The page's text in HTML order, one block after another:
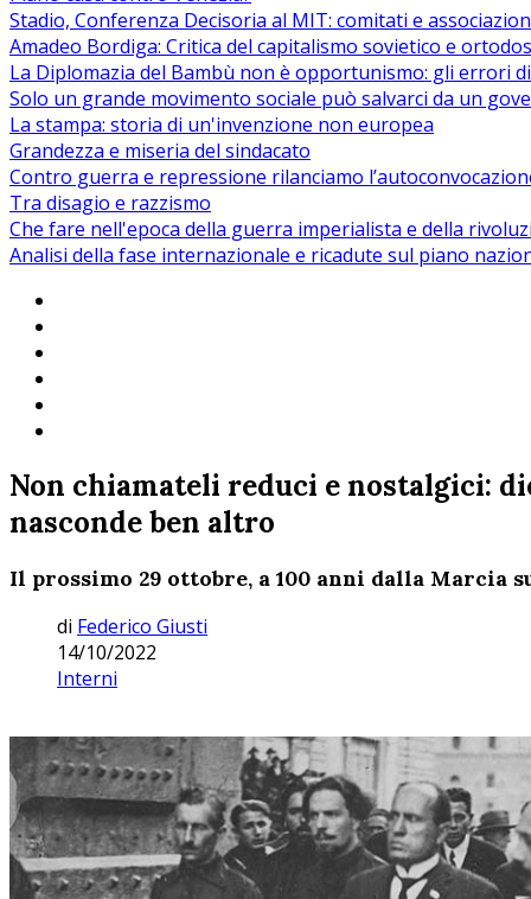
Stadio, Conferenza Decisoria al MIT: comitati e
Amadeo Bordiga: Critica del capitalismo sovietico e
La Diplomazia del Bambù non è opportunismo: gli errori
Solo un grande movimento sociale può salvarci da un
La stampa: storia di un'invenzione non europea
Grandezza e miseria del sindacato
Contro guerra e repressione rilanciamo
Tra disagio e razzismo
Che fare nell'epoca della guerra imperialista e della
Analisi della fase internazionale e ricadute sul piano
Non chiamateli reduci e nostalgici:
nasconde ben altro
Il prossimo 29 ottobre, a 100 anni dalla Marcia
di Federico Giusti
14/10/2022
Interni